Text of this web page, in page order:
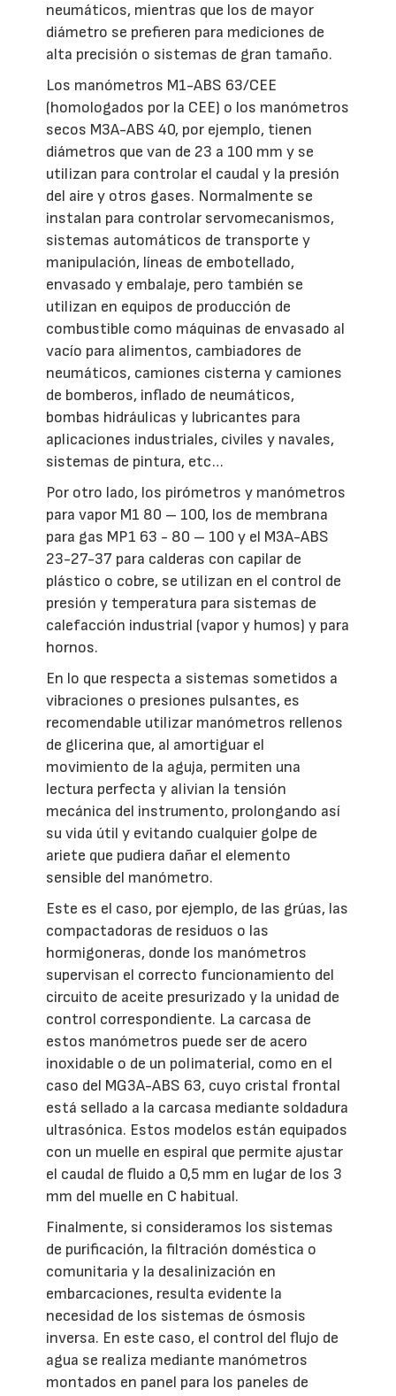
neumáticos, mientras que los de mayor
diámetro se prefieren para mediciones de
alta precisión o sistemas de gran tamaño.
Los manómetros M1-ABS 63/CEE
(homologados por la CEE) o los manómetros
secos M3A-ABS 40, por ejemplo, tienen
diámetros que van de 23 a 100 mm y se
utilizan para controlar el caudal y la presión
del aire y otros gases. Normalmente se
instalan para controlar servomecanismos,
sistemas automáticos de transporte y
manipulación, líneas de embotellado,
envasado y embalaje, pero también se
utilizan en equipos de producción de
combustible como máquinas de envasado al
vacío para alimentos, cambiadores de
neumáticos, camiones cisterna y camiones
de bomberos, inflado de neumáticos,
bombas hidráulicas y lubricantes para
aplicaciones industriales, civiles y navales,
sistemas de pintura, etc…
Por otro lado, los pirómetros y manómetros
para vapor M1 80 – 100, los de membrana
para gas MP1 63 - 80 – 100 y el M3A-ABS
23-27-37 para calderas con capilar de
plástico o cobre, se utilizan en el control de
presión y temperatura para sistemas de
calefacción industrial (vapor y humos) y para
hornos.
En lo que respecta a sistemas sometidos a
vibraciones o presiones pulsantes, es
recomendable utilizar manómetros rellenos
de glicerina que, al amortiguar el
movimiento de la aguja, permiten una
lectura perfecta y alivian la tensión
mecánica del instrumento, prolongando así
su vida útil y evitando cualquier golpe de
ariete que pudiera dañar el elemento
sensible del manómetro.
Este es el caso, por ejemplo, de las grúas, las
compactadoras de residuos o las
hormigoneras, donde los manómetros
supervisan el correcto funcionamiento del
circuito de aceite presurizado y la unidad de
control correspondiente. La carcasa de
estos manómetros puede ser de acero
inoxidable o de un polimaterial, como en el
caso del MG3A-ABS 63, cuyo cristal frontal
está sellado a la carcasa mediante soldadura
ultrasónica. Estos modelos están equipados
con un muelle en espiral que permite ajustar
el caudal de fluido a 0,5 mm en lugar de los 3
mm del muelle en C habitual.
Finalmente, si consideramos los sistemas
de purificación, la filtración doméstica o
comunitaria y la desalinización en
embarcaciones, resulta evidente la
necesidad de los sistemas de ósmosis
inversa. En este caso, el control del flujo de
agua se realiza mediante manómetros
montados en panel para los paneles de